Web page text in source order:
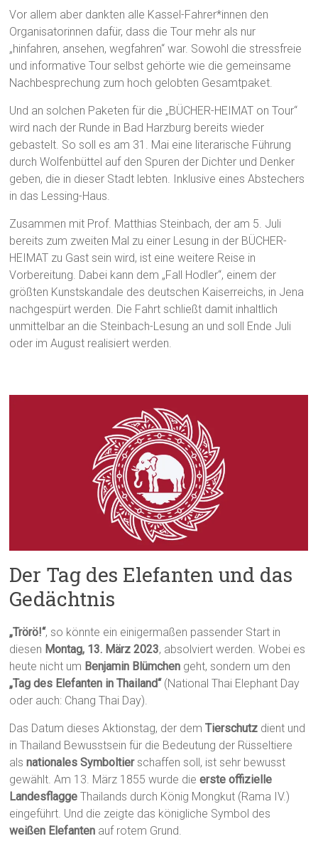
Vor allem aber dankten alle Kassel-Fahrer*innen den
Organisatorinnen dafür, dass die Tour mehr als nur
„hinfahren, ansehen, wegfahren“ war. Sowohl die stressfreie
und informative Tour selbst gehörte wie die gemeinsame
Nachbesprechung zum hoch gelobten Gesamtpaket.
Und an solchen Paketen für die „BÜCHER-HEIMAT on Tour“
wird nach der Runde in Bad Harzburg bereits wieder
gebastelt. So soll es am 31. Mai eine literarische Führung
durch Wolfenbüttel auf den Spuren der Dichter und Denker
geben, die in dieser Stadt lebten. Inklusive eines Abstechers
in das Lessing-Haus.
Zusammen mit Prof. Matthias Steinbach, der am 5. Juli
bereits zum zweiten Mal zu einer Lesung in der BÜCHER-
HEIMAT zu Gast sein wird, ist eine weitere Reise in
Vorbereitung. Dabei kann dem „Fall Hodler“, einem der
größten Kunstskandale des deutschen Kaiserreichs, in Jena
nachgespürt werden. Die Fahrt schließt damit inhaltlich
unmittelbar an die Steinbach-Lesung an und soll Ende Juli
oder im August realisiert werden.
Der Tag des Elefanten und das
Gedächtnis
„Trörö!“, so könnte ein einigermaßen passender Start in
diesen Montag, 13. März 2023, absolviert werden. Wobei es
heute nicht um Benjamin Blümchen geht, sondern um den
„Tag des Elefanten in Thailand“ (National Thai Elephant Day
oder auch: Chang Thai Day).
Das Datum dieses Aktionstag, der demTierschutz dient und
in Thailand Bewusstsein für die Bedeutung der Rüsseltiere
alsnationales Symboltierschaffen soll, ist sehr bewusst
gewählt. Am 13. März 1855 wurde dieerste offizielle
Landesflagge Thailands durch König Mongkut (Rama IV.)
eingeführt. Und die zeigte das königliche Symbol des
weißen Elefanten auf rotem Grund.